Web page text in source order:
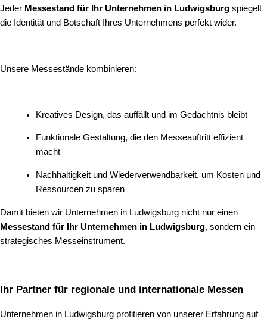
Jeder Messestand für Ihr Unternehmen in Ludwigsburg spiegelt
die Identität und Botschaft Ihres Unternehmens perfekt wider.
Unsere Messestände kombinieren:
Kreatives Design, das auffällt und im Gedächtnis bleibt
Funktionale Gestaltung, die den Messeauftritt effizient
macht
Nachhaltigkeit und Wiederverwendbarkeit, um Kosten und
Ressourcen zu sparen
Damit bieten wir Unternehmen in Ludwigsburg nicht nur einen
Messestand für Ihr Unternehmen in Ludwigsburg, sondern ein
strategisches Messeinstrument.
Ihr Partner für regionale und internationale Messen
Unternehmen in Ludwigsburg profitieren von unserer Erfahrung auf